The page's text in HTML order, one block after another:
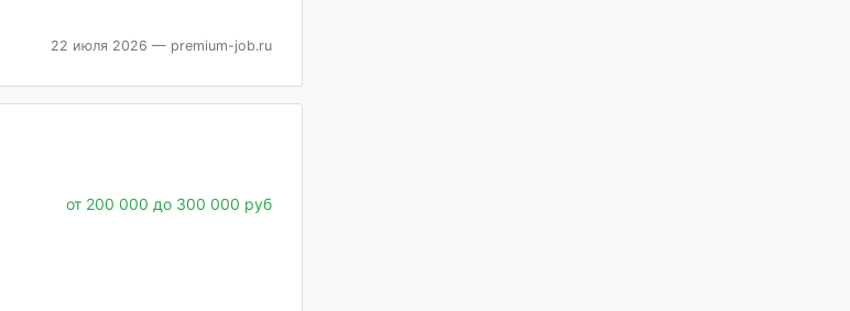
22 июля 2026 — premium-job.ru
от 200 000 до 300 000 руб